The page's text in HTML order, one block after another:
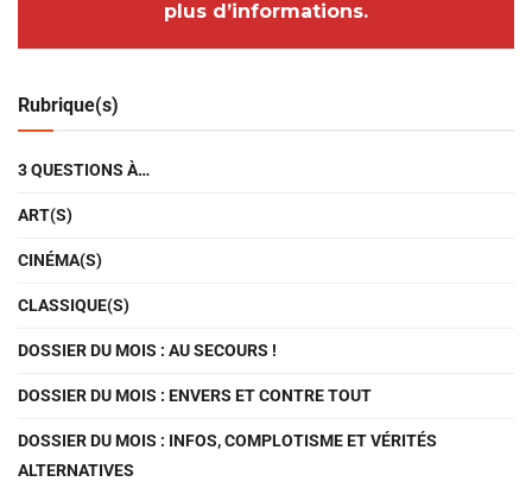
plus d’informations.
Rubrique(s)
3 QUESTIONS À…
ART(S)
CINÉMA(S)
CLASSIQUE(S)
DOSSIER DU MOIS : AU SECOURS !
DOSSIER DU MOIS : ENVERS ET CONTRE TOUT
DOSSIER DU MOIS : INFOS, COMPLOTISME ET VÉRITÉS
ALTERNATIVES